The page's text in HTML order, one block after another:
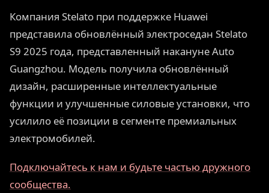
Компания Stelato при поддержке Huawei
представила обновлённый электроседан Stelato
S9 2025 года, представленный накануне Auto
Guangzhou. Модель получила обновлённый
дизайн, расширенные интеллектуальные
функции и улучшенные силовые установки, что
усилило её позиции в сегменте премиальных
электромобилей.
Подключайтесь к нам и будьте частью дружного
сообщества.